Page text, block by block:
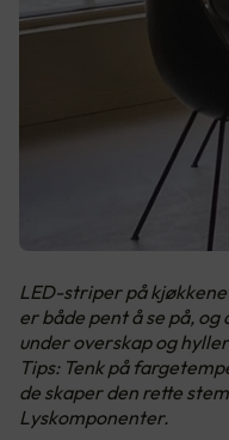
LED-striper på
er både pent å se på,
under overskap og
Tips: Tenk på
de skaper den rette
Lyskomponenter.